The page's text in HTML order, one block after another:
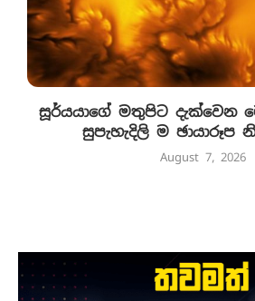
සූර්යයාගේ මතුපිට දැක්වෙන
සුපැහැදිලි ම ඡායාරූප
August 7, 2026